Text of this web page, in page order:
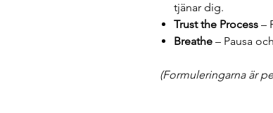
tjänar dig.
Trust the Process –
Breathe – Pausa
(Formuleringarna är